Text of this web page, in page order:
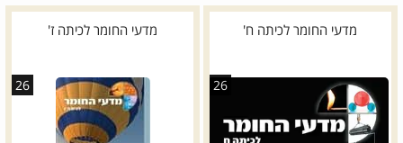
מדעי החומר לכיתה ח'
26
מדעי החומר לכיתה ז'
26